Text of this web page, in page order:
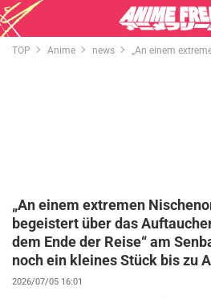
TOP Anime news „An einem
„An einem extremen
begeistert über das
dem Ende der Reise“ am
noch ein kleines Stück bis zu
2026/07/05 16:01